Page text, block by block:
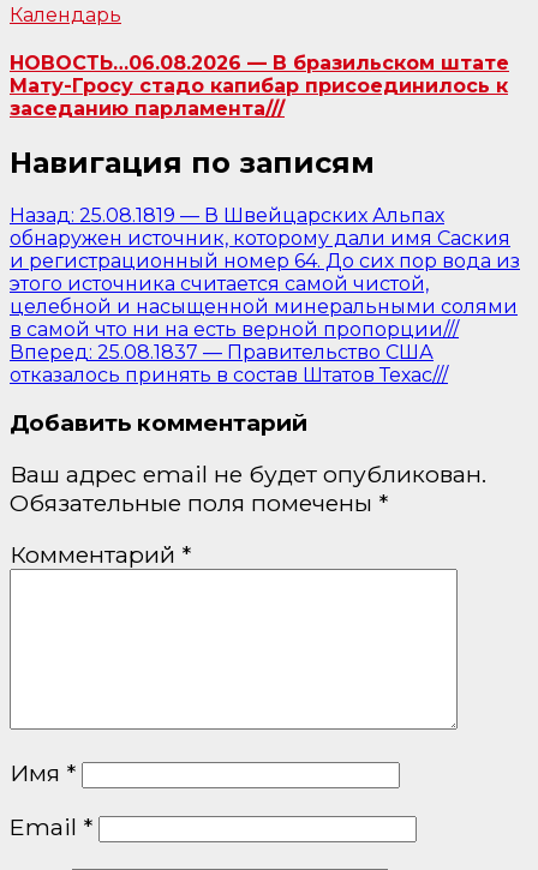
Календарь
НОВОСТЬ…06.08.2026 — В бразильском штате
Мату-Гросу стадо капибар присоединилось к
заседанию парламента///
Навигация по записям
Назад: 25.08.1819 — В Швейцарских Альпах
обнаружен источник, которому дали имя Саския
и регистрационный номер 64. До сих пор вода из
этого источника считается самой чистой,
целебной и насыщенной минеральными солями
в самой что ни на есть верной пропорции///
Вперед: 25.08.1837 — Правительство США
отказалось принять в состав Штатов Техас///
Добавить комментарий
Ваш адрес email не будет опубликован.
Обязательные поля помечены *
Комментарий *
Имя *
Email *